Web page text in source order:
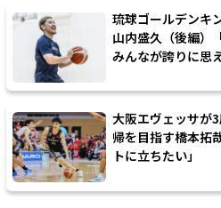
琉球ゴールデンキ
山内盛久（後編）
みんなが誇りに思
大阪エヴェッサが
帰を目指す橋本拓
トに立ちたい」